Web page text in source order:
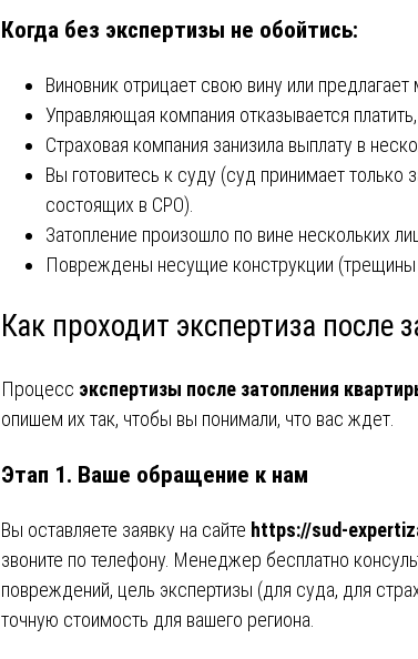
Когда без экспертизы не обойтись:
Виновник отрицает свою вину или
Управляющая компания отказывается
Страховая компания занизила выплату в
Вы готовитесь к суду (суд принимает только
состоящих в СРО).
Затопление произошло по вине нескольких
Повреждены несущие конструкции (трещины
Как проходит экспертиза после
Процесс экспертизы после затопления
опишем их так, чтобы вы понимали, что вас ждет.
Этап 1. Ваше обращение к нам
Вы оставляете заявку на сайте https://sud-
звоните по телефону. Менеджер бесплатно
повреждений, цель экспертизы (для суда, для
точную стоимость для вашего региона.